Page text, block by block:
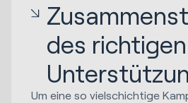
des richtigen
Um eine so vielschichtige